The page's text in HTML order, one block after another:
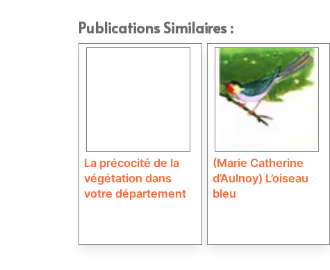
Publications Similaires :
La précocité de la
végétation dans
votre département
(Marie Catherine
d’Aulnoy) L’oiseau
bleu